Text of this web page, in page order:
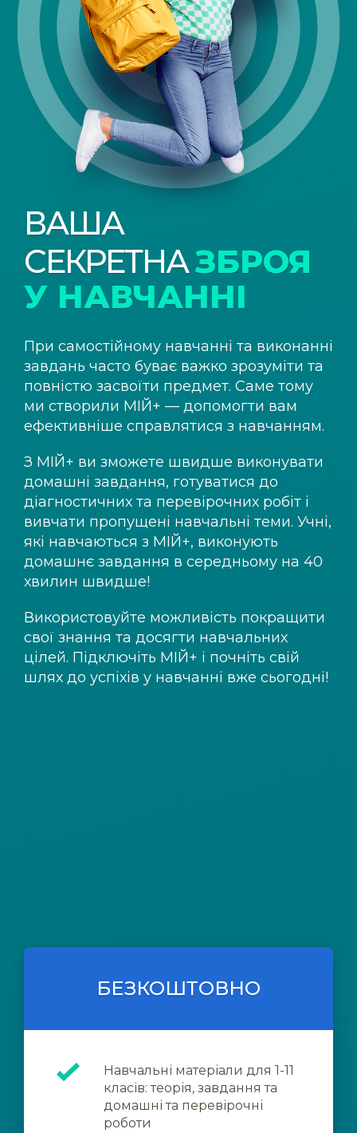
ВАША
СЕКРЕТНАЗБРОЯ
У НАВЧАННІ
При самостійному навчанні та виконанні
завдань часто буває важко зрозуміти та
повністю засвоїти предмет. Саме тому
ми створили МІЙ+ — допомогти вам
ефективніше справлятися з навчанням.
З МІЙ+ ви зможете швидше виконувати
домашні завдання, готуватися до
діагностичних та перевірочних робіт і
вивчати пропущені навчальні теми. Учні,
які навчаються з МІЙ+, виконують
домашнє завдання в середньому на 40
хвилин швидше!
Використовуйте можливість покращити
свої знання та досягти навчальних
цілей. Підключіть МІЙ+ і почніть свій
шлях до успіхів у навчанні вже сьогодні!
БЕЗКОШТОВНО
Навчальні матеріали для 1-11
класів: теорія, завдання та
домашні та перевірочні
роботи